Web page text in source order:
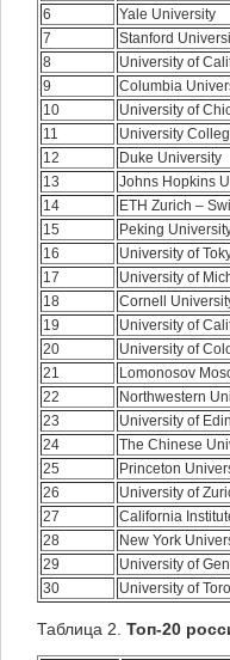
6
Yale University
7
Stanford
8
University of
9
Columbia
10
University of
11
University
12
Duke University
13
Johns Hopkins
14
ETH Zurich –
15
Peking
16
University of
17
University of
18
Cornell
19
University of
20
University of
21
Lomonosov
22
Northwestern
23
University of
24
The Chinese
25
Princeton
26
University of
27
California
28
New York
29
University of
30
University of
Таблица 2. Топ-20